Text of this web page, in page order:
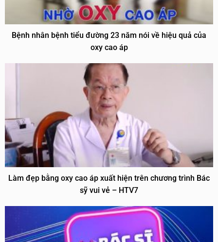
Bệnh nhân bệnh tiểu đường 23 năm nói về hiệu quả của
oxy cao áp
Làm đẹp bằng oxy cao áp xuất hiện trên chương trình Bác
sỹ vui vẻ – HTV7